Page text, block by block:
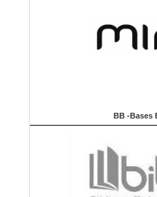
BB -Bases